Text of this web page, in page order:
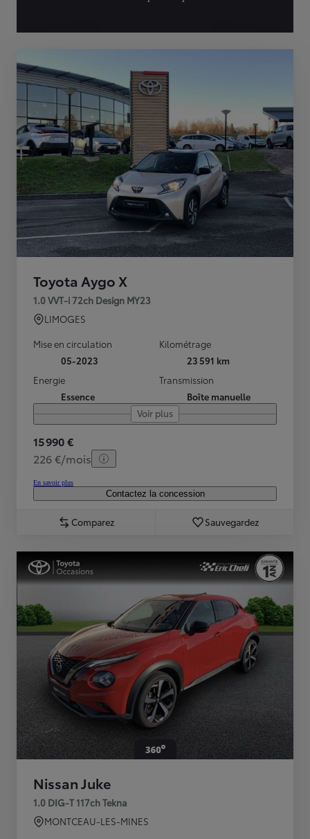
Toyota Aygo X
1.0 VVT-i 72ch Design MY23
LIMOGES
Mise en circulation
05-2023
Kilométrage
23 591 km
Energie
Essence
Transmission
Boîte manuelle
Voir plus
15 990 €
226 €/mois
En savoir plus
Contactez la concession
Comparez Sauvegardez
Nissan Juke
1.0 DIG-T 117ch Tekna
MONTCEAU-LES-MINES